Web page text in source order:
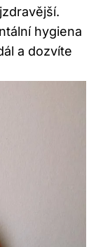
hygiena
a dozvíte